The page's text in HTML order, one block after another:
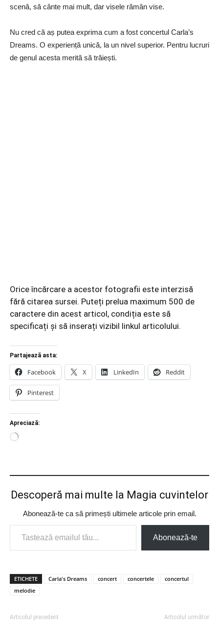
scenă, să cânte mai mult, dar visele rămân vise.
Nu cred că aș putea exprima cum a fost concertul Carla’s
Dreams. O experiență unică, la un nivel superior. Pentru lucruri
de genul acesta merită să trăiești.
Orice încărcare a acestor fotografii este interzisă
fără citarea sursei. Puteți prelua maximum 500 de
caractere din acest articol, condiția este să
specificați și să inserați vizibil linkul articolului.
Partajează asta:
Facebook X LinkedIn Reddit
Pinterest
Apreciază:
Încarc...
Descoperă mai multe la Magia cuvintelor
Abonează-te ca să primești ultimele articole prin email.
Tastează emailul tău...
Abonează-te
ETICHETE Carla's Dreams concert concertele
concertul
melodie
Articolul precedent Articolul următor